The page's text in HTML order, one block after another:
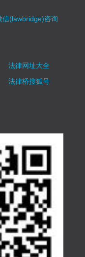
信(lawbridge)咨询
法律网址大全
法律桥搜狐号